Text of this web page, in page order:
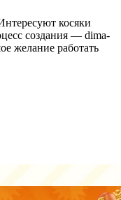
косяки
создания — dima-
желание работать